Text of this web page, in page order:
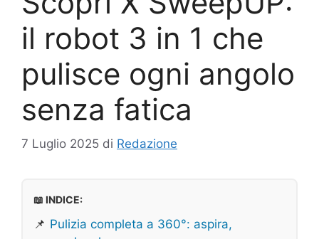
il robot 3 in 1 che
pulisce ogni angolo
senza fatica
7 Luglio 2025 di Redazione
📖 INDICE:
📌 Pulizia completa a 360°: aspira,